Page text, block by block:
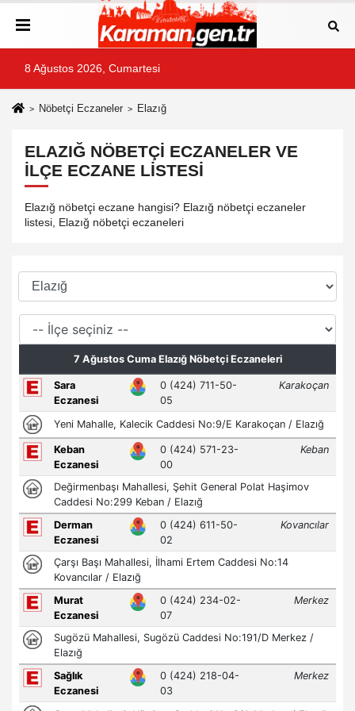
8 Ağustos 2026, Cumartesi
Nöbetçi Eczaneler Elazığ
ELAZIĞ NÖBETÇI ECZANELER VE
İLÇE ECZANE LISTESI
Elazığ nöbetçi eczane hangisi? Elazığ nöbetçi eczaneler
listesi, Elazığ nöbetçi eczaneleri